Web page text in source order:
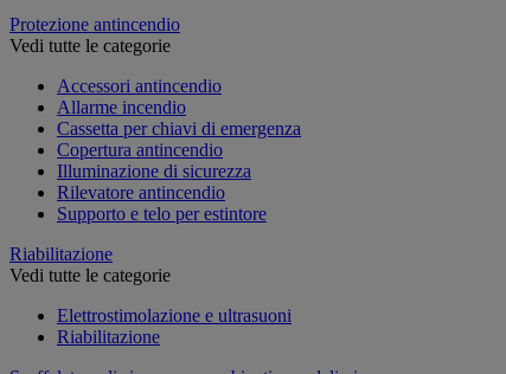
Protezione antincendio
Vedi tutte le categorie
Accessori antincendio
Allarme incendio
Cassetta per chiavi di emergenza
Copertura antincendio
Illuminazione di sicurezza
Rilevatore antincendio
Supporto e telo per estintore
Riabilitazione
Vedi tutte le categorie
Elettrostimolazione e ultrasuoni
Riabilitazione